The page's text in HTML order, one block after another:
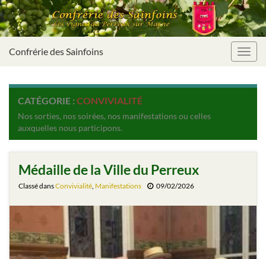
Confrérie des Sainfoins
CATÉGORIE : CONVIVIALITÉ
Nos sorties, nos soirées, nos manifestations ou celles
auxquelles nous participons.
Médaille de la Ville du Perreux
Classé dansConvivialité, Manifestations 09/02/2026